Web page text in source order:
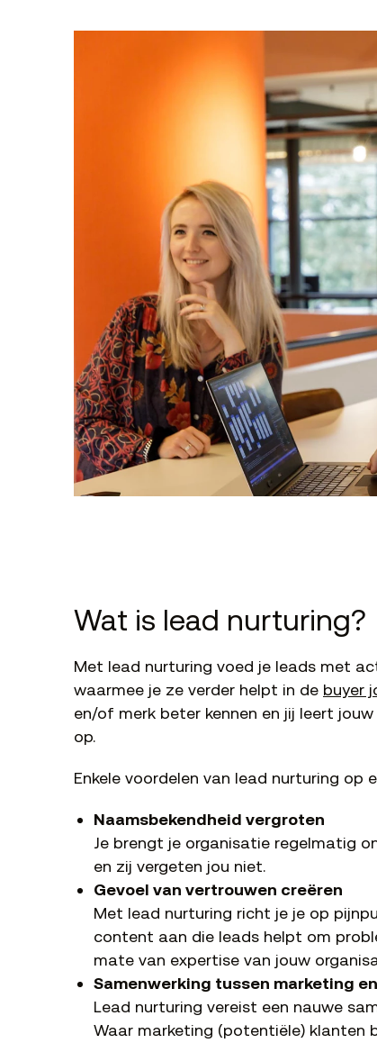
Wat is lead nurturing?
Met lead nurturing voed je leads met
waarmee je ze verder helpt in de buyer
en/of merk beter kennen en jij leert
op.
Enkele voordelen van lead nurturing op
Naamsbekendheid vergroten
Je brengt je organisatie regelmatig
en zij vergeten jou niet.
Gevoel van vertrouwen creëren
Met lead nurturing richt je je op
content aan die leads helpt om
mate van expertise van jouw
Samenwerking tussen marketing
Lead nurturing vereist een nauwe
Waar marketing (potentiële) klanten